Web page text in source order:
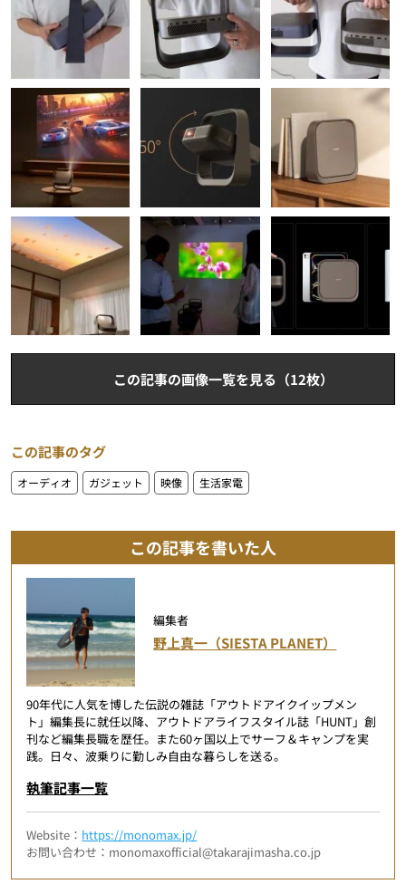
この記事の画像一覧を見る（12枚）
この記事のタグ
オーディオ ガジェット 映像 生活家電
この記事を書いた人
編集者
野上真一（SIESTA PLANET）
90年代に人気を博した伝説の雑誌「アウトドアイクイップメン
ト」編集長に就任以降、アウトドアライフスタイル誌「HUNT」創
刊など編集長職を歴任。また60ヶ国以上でサーフ＆キャンプを実
践。日々、波乗りに勤しみ自由な暮らしを送る。
執筆記事一覧
Website： https://monomax.jp/
お問い合わせ：monomaxofficial@takarajimasha.co.jp